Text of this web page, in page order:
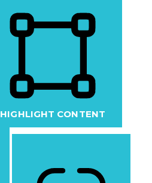
HIGHLIGHT CONTENT